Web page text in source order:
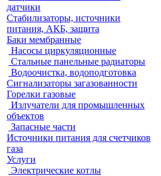
датчики
Стабилизаторы, источники
питания, АКБ, защита
Баки мембранные
Насосы циркуляционные
Стальные панельные радиаторы
Водоочистка, водоподготовка
Сигнализаторы загазованности
Горелки газовые
Излучатели для промышленных
объектов
Запасные части
Источники питания для счетчиков
газа
Услуги
Электрические котлы